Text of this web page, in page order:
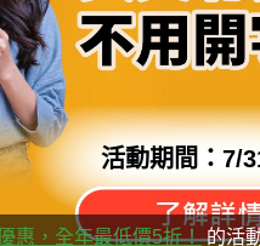
惠，全年最低價5折！的活
活動期間：7/